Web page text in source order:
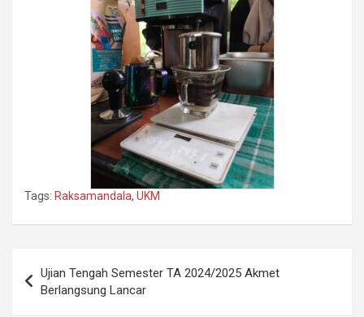
Tags: Raksamandala, UKM
navigation
Ujian Tengah Semester TA 2024/2025 Akmet
Berlangsung Lancar